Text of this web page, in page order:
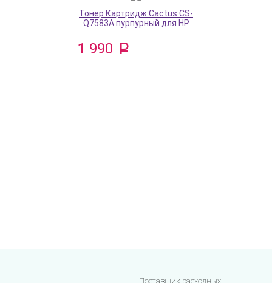
Тонер Картридж Cactus CS-
Q7583A пурпурный для HP
1 990
Поставщик расходных